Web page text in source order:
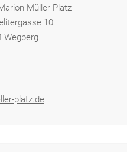
Müller-Platz
10
Wegberg
platz.de